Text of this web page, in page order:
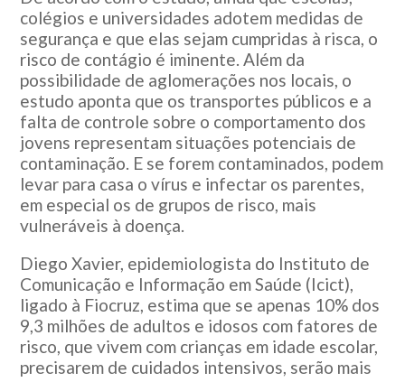
colégios e universidades adotem medidas de
segurança e que elas sejam cumpridas à risca, o
risco de contágio é iminente. Além da
possibilidade de aglomerações nos locais, o
estudo aponta que os transportes públicos e a
falta de controle sobre o comportamento dos
jovens representam situações potenciais de
contaminação. E se forem contaminados, podem
levar para casa o vírus e infectar os parentes,
em especial os de grupos de risco, mais
vulneráveis à doença.
Diego Xavier, epidemiologista do Instituto de
Comunicação e Informação em Saúde (Icict),
ligado à Fiocruz, estima que se apenas 10% dos
9,3 milhões de adultos e idosos com fatores de
risco, que vivem com crianças em idade escolar,
precisarem de cuidados intensivos, serão mais